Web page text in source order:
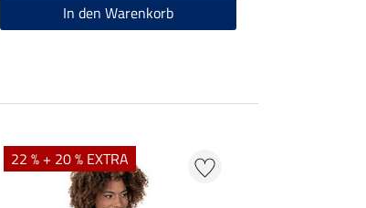
In den Warenkorb
22 % + 20 % EXTRA